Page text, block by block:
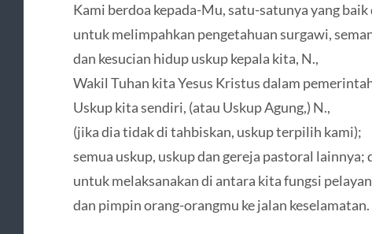
Kami berdoa kepada-Mu, satu-satunya yang baik
untuk melimpahkan pengetahuan surgawi,
dan kesucian hidup uskup kepala kita, N.,
Wakil Tuhan kita Yesus Kristus dalam
Uskup kita sendiri, (atau Uskup Agung,) N.,
(jika dia tidak di tahbiskan, uskup terpilih kami);
semua uskup, uskup dan gereja pastoral
untuk melaksanakan di antara kita fungsi
dan pimpin orang-orangmu ke jalan keselamatan.